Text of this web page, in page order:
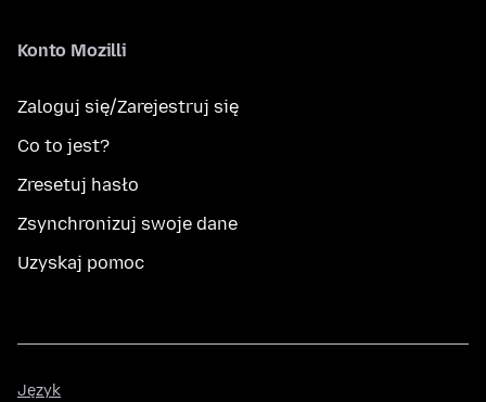
Konto Mozilli
Zaloguj się/Zarejestruj się
Co to jest?
Zresetuj hasło
Zsynchronizuj swoje dane
Uzyskaj pomoc
Język